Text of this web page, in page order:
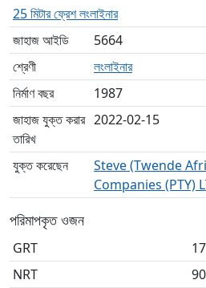
25 মিটার ফ্রেশ লংলাইনার
জাহাজ আইডি
5664
শ্রেণী
লংলাইনার
নির্মাণ বছর
1987
জাহাজ যুক্ত করার
তারিখ
2022-02-15
যুক্ত করেছেন
Steve (Twende
Companies (PTY)
পরিমাপকৃত ওজন
GRT
NRT
90